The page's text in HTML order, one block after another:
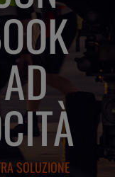
SOLUZIONE